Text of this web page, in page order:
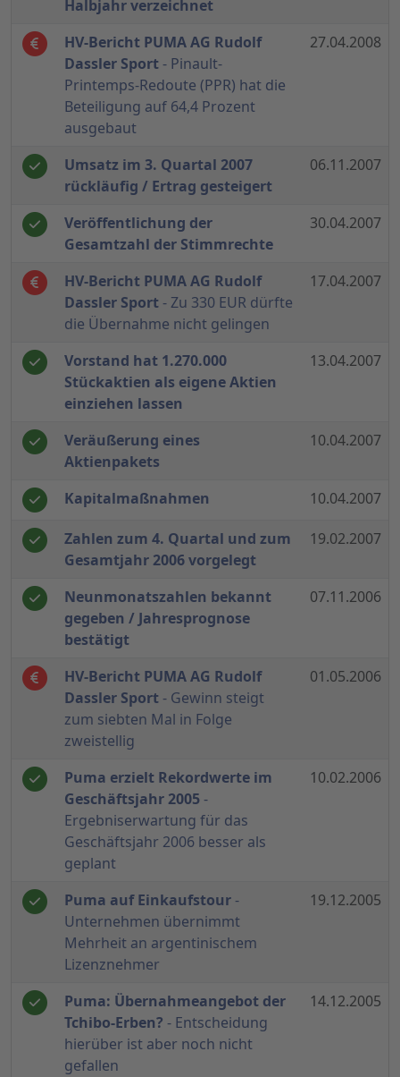
Halbjahr verzeichnet
HV-Bericht PUMA AG Rudolf
Dassler Sport- Pinault-
Printemps-Redoute (PPR) hat die
Beteiligung auf 64,4 Prozent
ausgebaut
27.04.2008
Umsatz im 3. Quartal 2007
rückläufig / Ertrag gesteigert
06.11.2007
Veröffentlichung der
Gesamtzahl der Stimmrechte
30.04.2007
HV-Bericht PUMA AG Rudolf
Dassler Sport - Zu 330 EUR dürfte
die Übernahme nicht gelingen
17.04.2007
Vorstand hat 1.270.000
Stückaktien als eigene Aktien
einziehen lassen
13.04.2007
Veräußerung eines
Aktienpakets
10.04.2007
Kapitalmaßnahmen 10.04.2007
Zahlen zum 4. Quartal und zum
Gesamtjahr 2006 vorgelegt
19.02.2007
Neunmonatszahlen bekannt
gegeben / Jahresprognose
bestätigt
07.11.2006
HV-Bericht PUMA AG Rudolf
Dassler Sport - Gewinn steigt
zum siebten Mal in Folge
zweistellig
01.05.2006
Puma erzielt Rekordwerte im
Geschäftsjahr 2005-
Ergebniserwartung für das
Geschäftsjahr 2006 besser als
geplant
10.02.2006
Puma auf Einkaufstour -
Unternehmen übernimmt
Mehrheit an argentinischem
Lizenznehmer
19.12.2005
Puma: Übernahmeangebot der
Tchibo-Erben? - Entscheidung
hierüber ist aber noch nicht
gefallen
14.12.2005